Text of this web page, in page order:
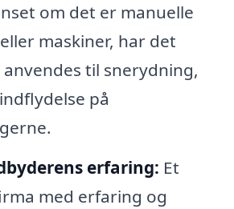
om det er manuelle
maskiner, har det
til snerydning,
på
erfaring: Et
med erfaring og